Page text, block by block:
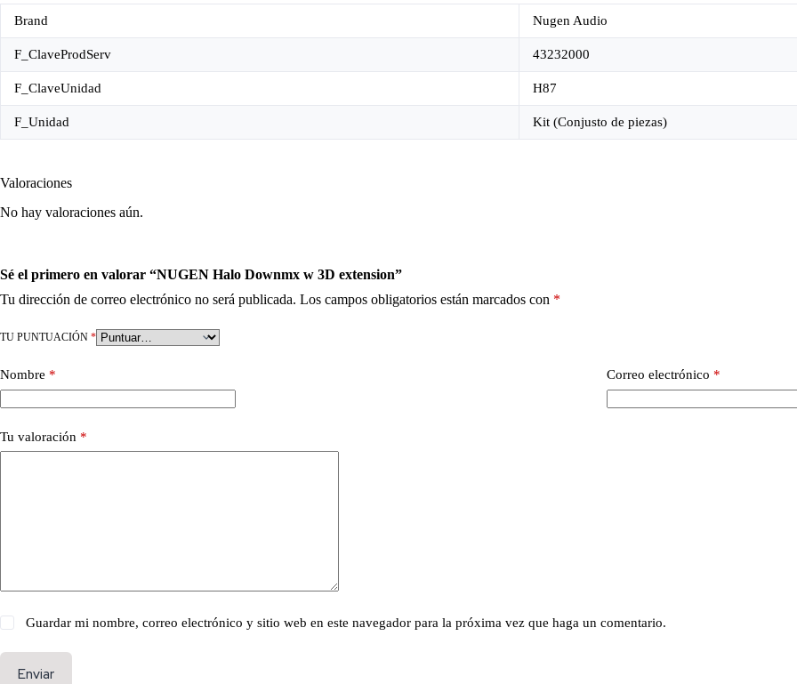
Brand Nugen Audio
F_ClaveProdServ 43232000
F_ClaveUnidad H87
F_Unidad Kit (Conjusto de piezas)
Valoraciones
No hay valoraciones aún.
Sé el primero en valorar “NUGEN Halo Downmx w 3D extension”
Tu dirección de correo electrónico no será publicada. Los campos obligatorios están marcados con *
TU PUNTUACIÓN *
Nombre * Correo electrónico *
Tu valoración *
Guardar mi nombre, correo electrónico y sitio web en este navegador para la próxima vez que haga un comentario.
Enviar